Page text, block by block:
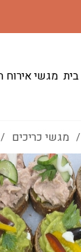
בית מגשי אירוח
/ מגשי כריכים /